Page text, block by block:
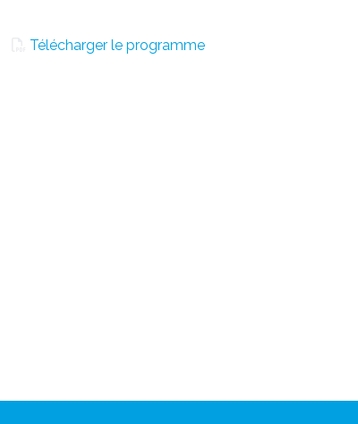
Télécharger le programme